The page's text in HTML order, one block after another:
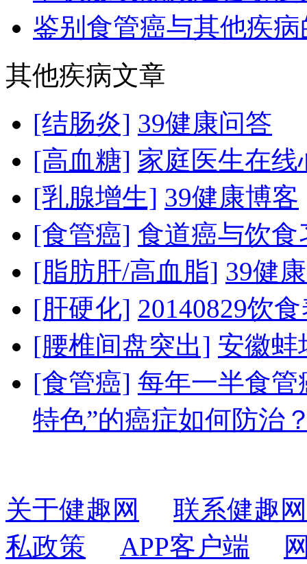
鉴别食管癌与其他疾
其他疾病文章
[结肠炎] 39健康问答
[高血糖] 家庭医生在
[乳腺增生] 39健康博客
[食管癌] 食道癌与饮
[脂肪肝/高血脂] 39健
[肝硬化] 20140829饮
[腰椎间盘突出] 安徽蚌
[食管癌] 每年一半食管
特色”的癌症如何防治
关于健趣网
联系健趣网
私政策
APP客户端